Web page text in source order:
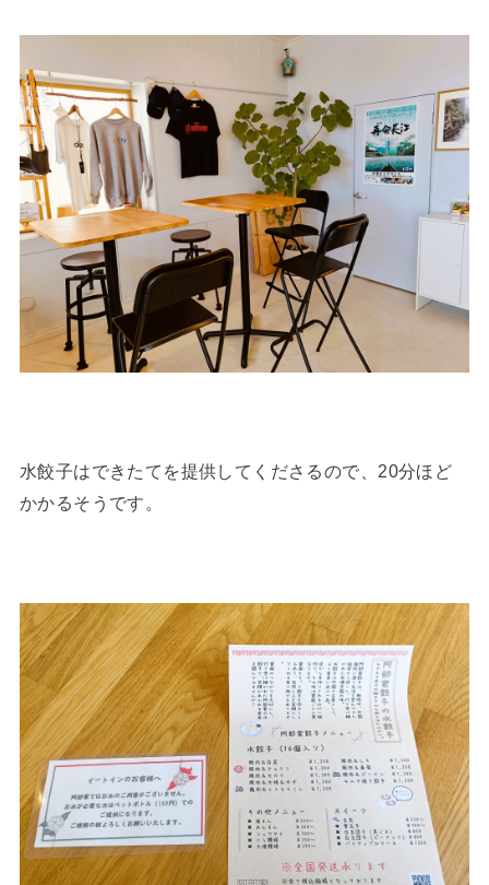
水餃子はできたてを提供してくださるので、20分ほど
かかるそうです。